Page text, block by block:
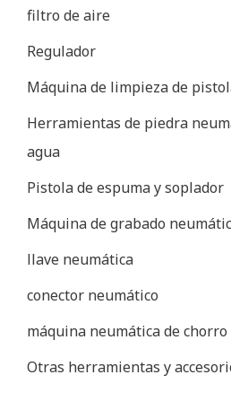
filtro de aire
Regulador
Máquina de limpieza de
Herramientas de piedra
agua
Pistola de espuma y soplador
Máquina de grabado
llave neumática
conector neumático
máquina neumática de
Otras herramientas y